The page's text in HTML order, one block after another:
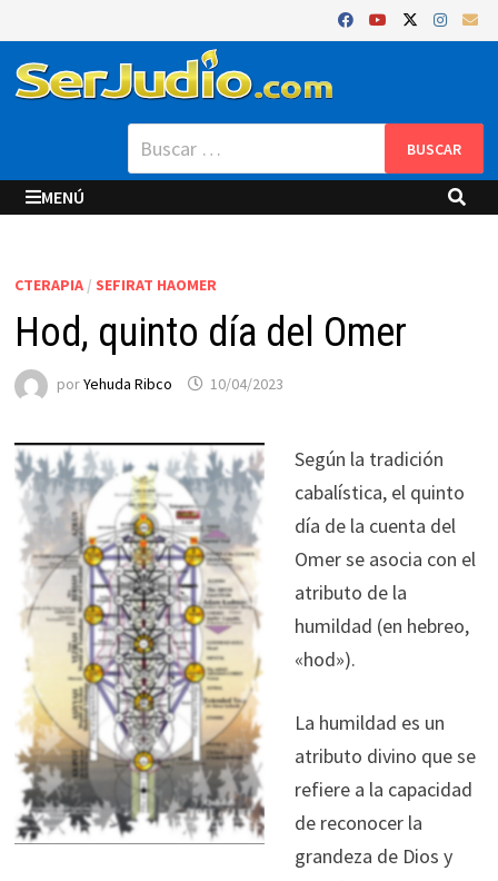
al
contenido
Buscar:
MENÚ
CTERAPIA/ SEFIRAT HAOMER
Hod, quinto día del Omer
porYehuda Ribco 10/04/2023
Según la tradición
cabalística, el quinto
día de la cuenta del
Omer se asocia con el
atributo de la
humildad (en hebreo,
«hod»).
La humildad es un
atributo divino que se
refiere a la capacidad
de reconocer la
grandeza de Dios y